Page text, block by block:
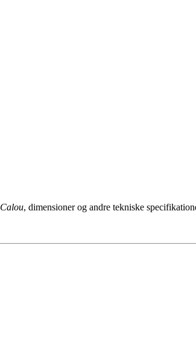
Calou, dimensioner og andre tekniske